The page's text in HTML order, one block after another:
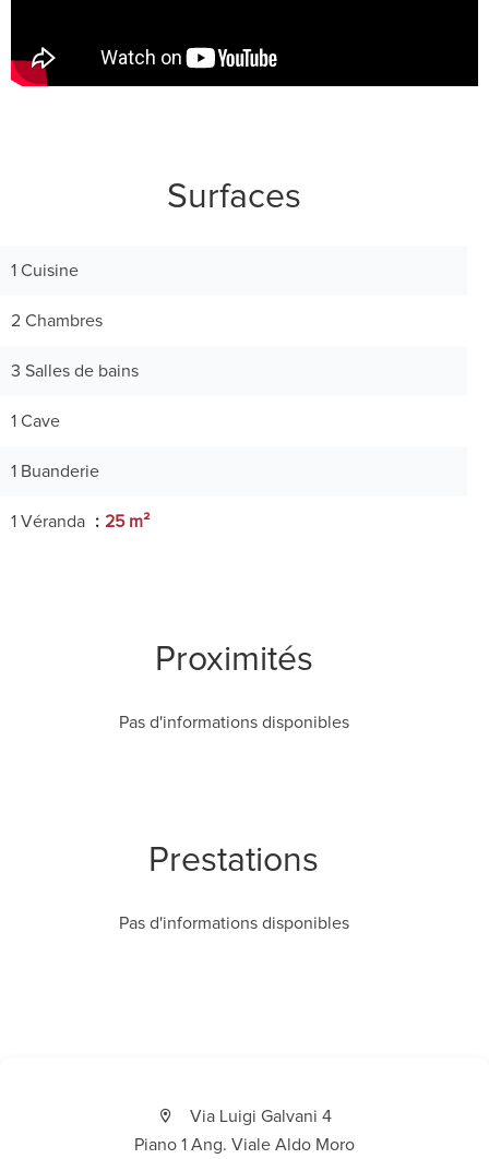
Surfaces
1 Cuisine
2 Chambres
3 Salles de bains
1 Cave
1 Buanderie
1 Véranda 25 m²
Proximités
Pas d'informations disponibles
Prestations
Pas d'informations disponibles
Via Luigi Galvani 4
Piano 1 Ang. Viale Aldo Moro